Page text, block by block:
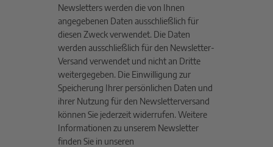
Newsletters werden die von Ihnen
angegebenen Daten ausschließlich für
diesen Zweck verwendet. Die Daten
werden ausschließlich für den Newsletter-
Versand verwendet und nicht an Dritte
weitergegeben. Die Einwilligung zur
Speicherung Ihrer persönlichen Daten und
ihrer Nutzung für den Newsletterversand
können Sie jederzeit widerrufen. Weitere
Informationen zu unserem Newsletter
finden Sie in unseren